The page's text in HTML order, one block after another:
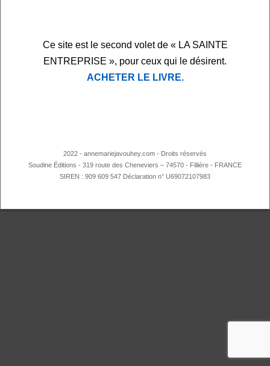
Ce site est le second volet de « LA SAINTE
ENTREPRISE », pour ceux qui le désirent.
ACHETER LE LIVRE.
2022 - annemariejavouhey.com - Droits réservés
Soudine Éditions - 319 route des Cheneviers – 74570 - Fillière - FRANCE
SIREN : 909 609 547 Déclaration n° U69072107983